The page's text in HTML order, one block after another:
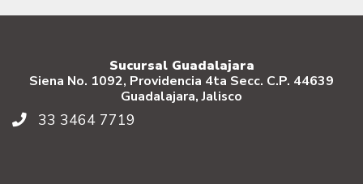
Sucursal Guadalajara
Siena No. 1092, Providencia 4ta Secc. C.P. 44639
Guadalajara, Jalisco
33 3464 7719